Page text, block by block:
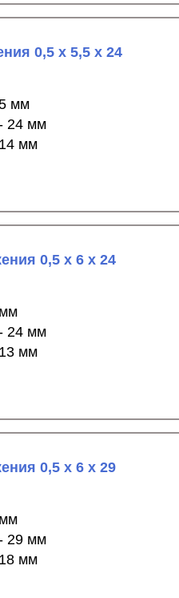
0,5 х 5,5 х 24
мм
24 мм
мм
0,5 х 6 х 24
24 мм
мм
0,5 х 6 х 29
29 мм
мм